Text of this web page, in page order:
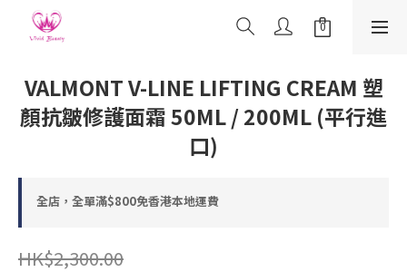
VALMONT V-LINE LIFTING CREAM 塑
顏抗皺修護面霜 50ML / 200ML (平行進
口)
全店，全單滿$800免香港本地運費
HK$2,300.00